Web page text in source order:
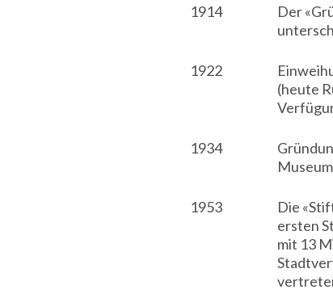
1914
Der
1922
(heute
1934
1953
Die
ersten
mit 13